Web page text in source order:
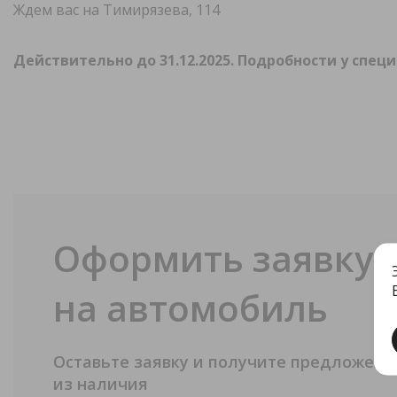
Ждем вас на Тимирязева, 114
Действительно до 31.12.2025. Подробности у
Оформить заявку
на автомобиль
Оставьте заявку и получите
из наличия